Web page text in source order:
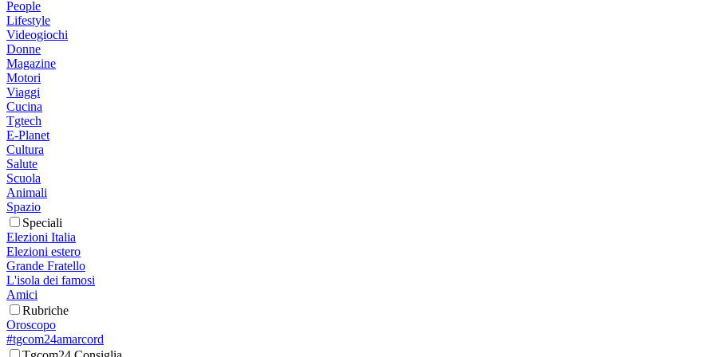
People
Lifestyle
Videogiochi
Donne
Magazine
Motori
Viaggi
Cucina
Tgtech
E-Planet
Cultura
Salute
Scuola
Animali
Spazio
Speciali
Elezioni Italia
Elezioni estero
Grande Fratello
L'isola dei famosi
Amici
Rubriche
Oroscopo
#tgcom24amarcord